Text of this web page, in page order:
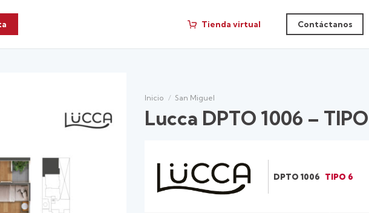
Tienda virtual Contáctanos
Inicio / San Miguel
Lucca DPTO 1006 –
DPTO 1006 TIPO 6